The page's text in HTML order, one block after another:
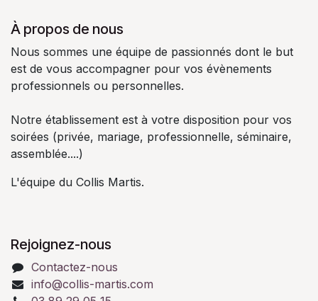
À propos de nous
Nous sommes une équipe de passionnés dont le but
est de vous accompagner pour vos évènements
professionnels ou personnelles.
Notre établissement est à votre disposition pour vos
soirées (privée, mariage, professionnelle, séminaire,
assemblée....)
L'équipe du Collis Martis.
Rejoignez-nous
Contactez-nous
info@collis-martis.com